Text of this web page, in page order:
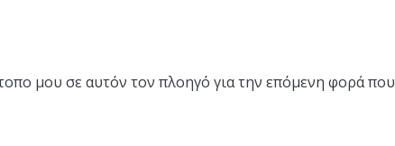
μου σε αυτόν τον πλοηγό για την επόμενη φορά που